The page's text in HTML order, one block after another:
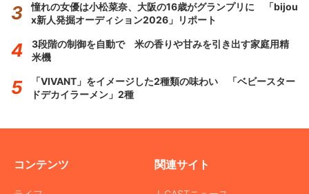
憧れの女優は小松菜奈、大阪の16歳がグランプリに 「bijou
x新人発掘オーディション2026」リポート
3段階の制御を自動で 米の香りや甘みを引き出す家庭用精
米機
「VIVANT」をイメージした2種類の味わい 「ベビースター
ドデカイラーメン」2種
コンテンツ 関連サイト